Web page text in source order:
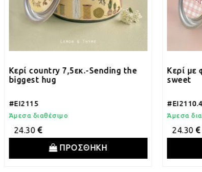
country 7,5εκ.-Sending the
hug
διαθέσιμο
ΠΡΟΣΘΗΚΗ
Κερί με
sweet
#EI2110.4
Άμεσα
24.30